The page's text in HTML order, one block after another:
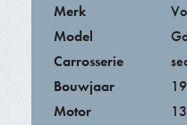
Merk
Model
Carrosserie
Bouwjaar
Motor